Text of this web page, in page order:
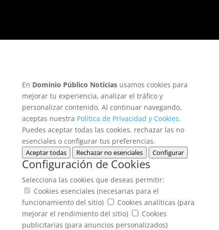
En Dominio Público Noticiasusamos cookies para
mejorar tu experiencia, analizar el tráfico y
personalizar contenido. Al continuar navegando,
aceptas nuestra Política de Privacidad y Cookies.
Puedes aceptar todas las cookies, rechazar las no
esenciales o configurar tus preferencias.
Aceptar todas Rechazar no esenciales Configurar
Configuración de Cookies
Selecciona las cookies que deseas permitir:
Cookies esenciales (necesarias para el
funcionamiento del sitio)
Cookies analíticas (para
mejorar el rendimiento del sitio)
Cookies
publicitarias (para anuncios personalizados)